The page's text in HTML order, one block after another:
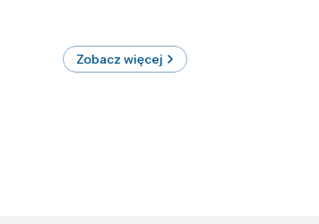
Zobacz więcej